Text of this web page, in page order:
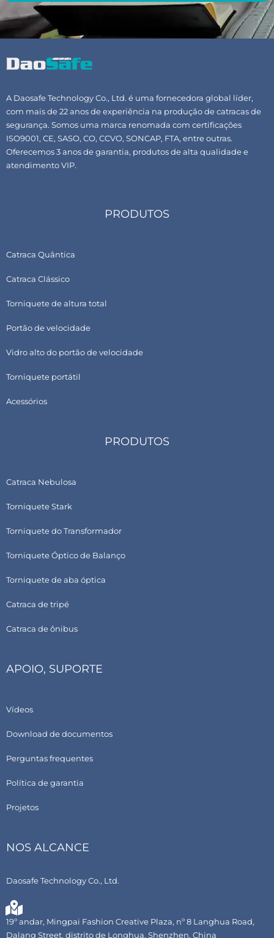
A Daosafe Technology Co., Ltd. é uma fornecedora global líder,
com mais de 22 anos de experiência na produção de catracas de
segurança. Somos uma marca renomada com certificações
ISO9001, CE, SASO, CO, CCVO, SONCAP, FTA, entre outras.
Oferecemos 3 anos de garantia, produtos de alta qualidade e
atendimento VIP.
PRODUTOS
Catraca Quântica
Catraca Clássico
Torniquete de altura total
Portão de velocidade
Vidro alto do portão de velocidade
Torniquete portátil
Acessórios
PRODUTOS
Catraca Nebulosa
Torniquete Stark
Torniquete do Transformador
Torniquete Óptico de Balanço
Torniquete de aba óptica
Catraca de tripé
Catraca de ônibus
APOIO, SUPORTE
Vídeos
Download de documentos
Perguntas frequentes
Política de garantia
Projetos
NOS ALCANCE
Daosafe Technology Co., Ltd.
19º andar, Mingpai Fashion Creative Plaza, nº 8 Langhua Road,
Dalang Street, distrito de Longhua, Shenzhen, China